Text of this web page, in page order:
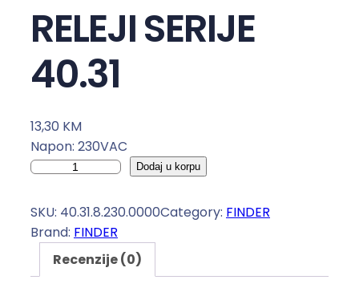
RELEJI SERIJE
40.31
13,30 KM
Napon: 230VAC
R
L
E
Dodaj u korpu
SKU: 40.31.8.230.0000Category: FINDER
Brand: FINDER
Recenzije (0)